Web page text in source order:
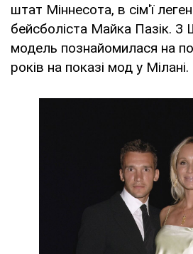
штат Міннесота, в сім'ї
бейсболіста Майка Пазік.
модель познайомилася на
років на показі мод у Мілані.